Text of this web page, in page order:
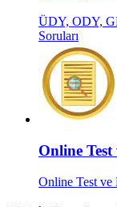
ÜDY, ODY,
Soruları
Online
Online Test ve